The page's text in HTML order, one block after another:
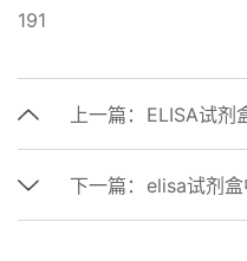
191
上一篇： ELISA试剂
下一篇： elisa试剂